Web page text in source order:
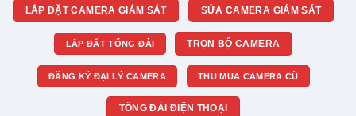
LẮP ĐẶT CAMERA GIÁM SÁT SỬA CAMERA GIÁM SÁT
LẮP ĐẶT TỔNG ĐÀI TRỌN BỘ CAMERA
ĐĂNG KÝ ĐẠI LÝ CAMERA THU MUA CAMERA CŨ
TỔNG ĐÀI ĐIỆN THOẠI